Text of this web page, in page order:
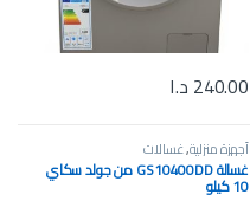
240.00 د.ا
أجهزة منزلية,غسالات
غسالة GS10400DD من جولد سكاي
10 كيلو